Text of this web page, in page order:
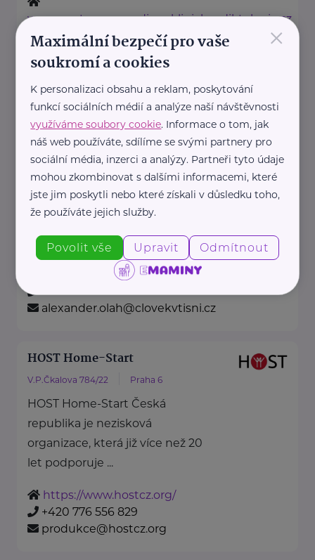
www.centrumprorodinuaklinickeadiktologie.cz
+420 241 410 909
cprustav@gmail.com
Cestou necestou, z.ú.
Náplavní Praha
www.cestounecestou.org
+420 731 430 848
kcr@cestounecestou.org
Člověk v tísni, o.p.s.
Šafaříkova Praha
www.clovekvtisni.cz
+420 222 350 803
alexander.olah@clovekvtisni.cz
HOST Home-Start
V.P.Čkalova 784/22 Praha 6
HOST Home-Start Česká
republika je nezisková
organizace, která již více než 20
let podporuje ...
https://www.hostcz.org/
+420 776 556 829
produkce@hostcz.org
×
Maximální bezpečí pro vaše
soukromí a cookies
K personalizaci obsahu a reklam, poskytování
funkcí sociálních médií a analýze naší návštěvnosti
využíváme soubory cookie. Informace o tom, jak
náš web používáte, sdílíme se svými partnery pro
sociální média, inzerci a analýzy. Partneři tyto údaje
mohou zkombinovat s dalšími informacemi, které
jste jim poskytli nebo které získali v důsledku toho,
že používáte jejich služby.
Povolit vše Upravit Odmítnout